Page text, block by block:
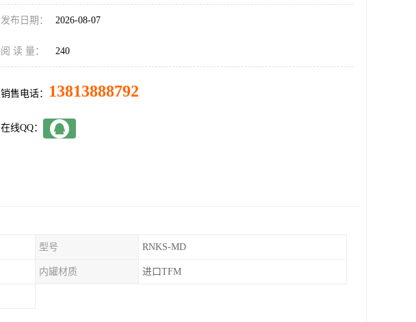
发布日期： 2026-08-07
阅 读 量： 240
销售电话： 13813888792
在线QQ：
型号 RNKS-MD
内罐材质 进口TFM